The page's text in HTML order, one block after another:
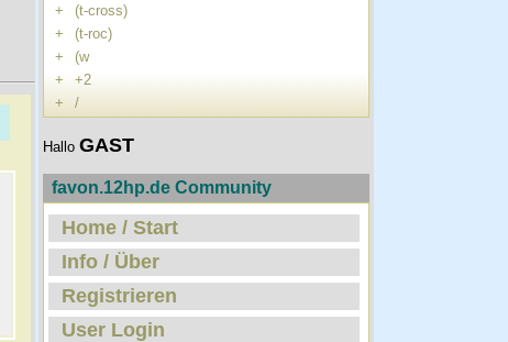
+
(t-cross)
+
(t-roc)
+
(w
+
+2
+
/
Hallo GAST
favon.12hp.de Community
Home / Start
Info / Über
Registrieren
User Login